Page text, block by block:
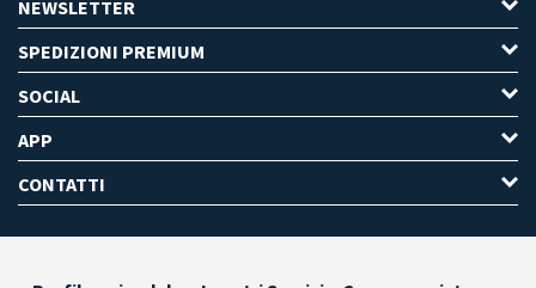
NEWSLETTER
SPEDIZIONI PREMIUM
SOCIAL
APP
CONTATTI